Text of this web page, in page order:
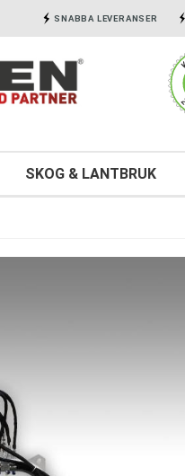
SNABBA LEVERANSER
SKOG & LANTBRUK